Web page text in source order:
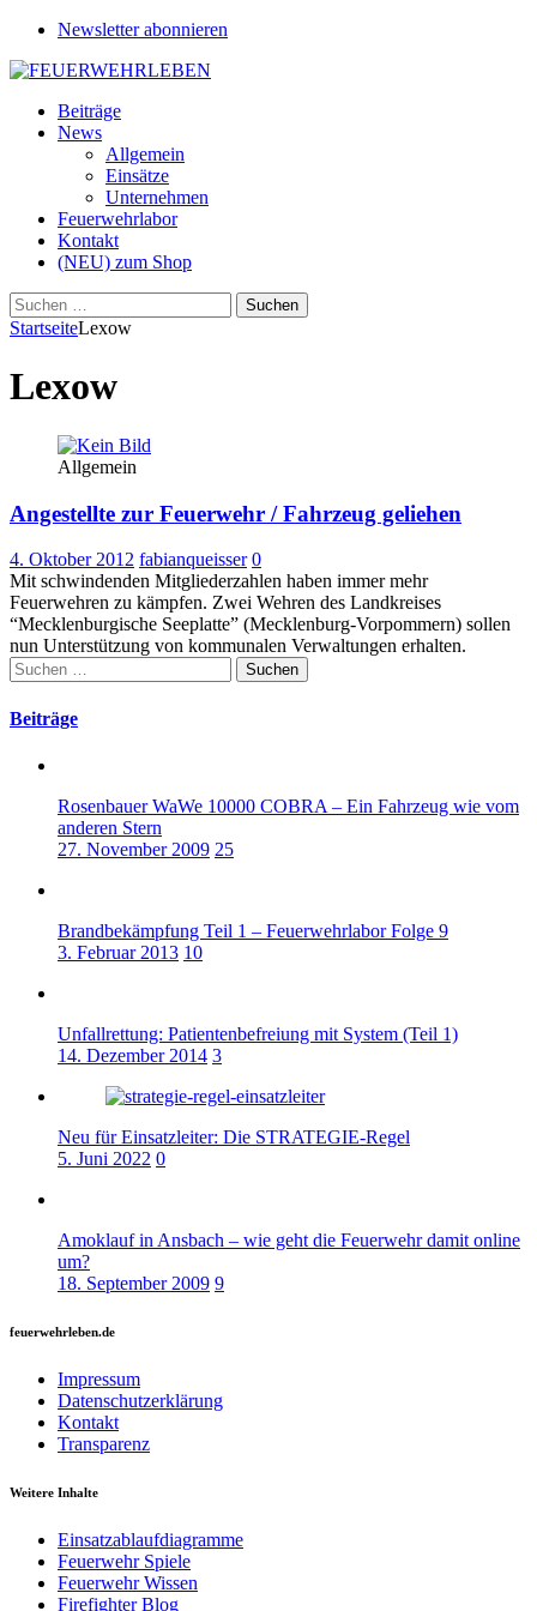
Newsletter abonnieren
Beiträge
News
Allgemein
Einsätze
Unternehmen
Feuerwehrlabor
Kontakt
(NEU) zum Shop
Suchen
nach:
StartseiteLexow
Lexow
Allgemein
Angestellte zur Feuerwehr / Fahrzeug geliehen
4. Oktober 2012 fabianqueisser 0
Mit schwindenden Mitgliederzahlen haben immer mehr
Feuerwehren zu kämpfen. Zwei Wehren des Landkreises
“Mecklenburgische Seeplatte” (Mecklenburg-Vorpommern) sollen
nun Unterstützung von kommunalen Verwaltungen erhalten.
Suchen
nach:
Beiträge
Rosenbauer WaWe 10000 COBRA – Ein Fahrzeug wie vom
anderen Stern
27. November 2009 25
Brandbekämpfung Teil 1 – Feuerwehrlabor Folge 9
3. Februar 2013 10
Unfallrettung: Patientenbefreiung mit System (Teil 1)
14. Dezember 2014 3
Neu für Einsatzleiter: Die STRATEGIE-Regel
5. Juni 2022 0
Amoklauf in Ansbach – wie geht die Feuerwehr damit online
um?
18. September 2009 9
feuerwehrleben.de
Impressum
Datenschutzerklärung
Kontakt
Transparenz
Weitere Inhalte
Einsatzablaufdiagramme
Feuerwehr Spiele
Feuerwehr Wissen
Firefighter Blog